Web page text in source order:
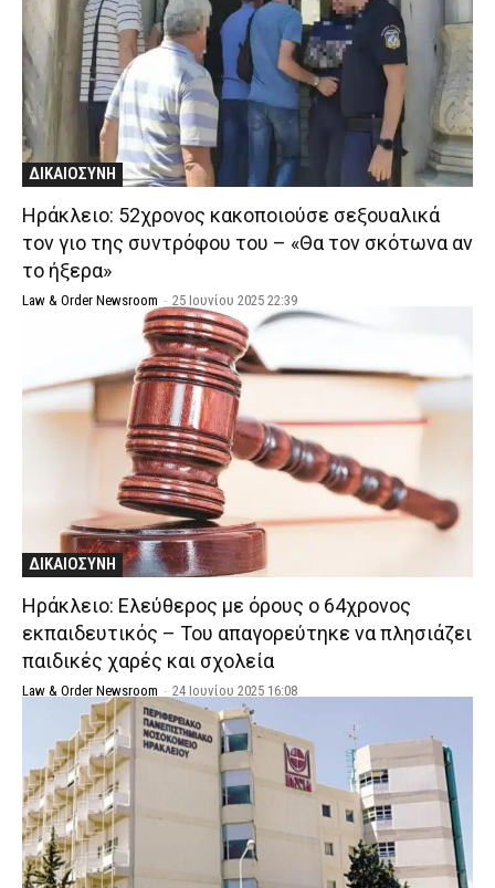
ΔΙΚΑΙΟΣΥΝΗ
Ηράκλειο: 52χρονος κακοποιούσε σεξουαλικά
τον γιο της συντρόφου του – «Θα τον σκότωνα αν
το ήξερα»
Law & Order Newsroom - 25 Ιουνίου 2025 22:39
ΔΙΚΑΙΟΣΥΝΗ
Ηράκλειο: Ελεύθερος με όρους ο 64χρονος
εκπαιδευτικός – Του απαγορεύτηκε να πλησιάζει
παιδικές χαρές και σχολεία
Law & Order Newsroom - 24 Ιουνίου 2025 16:08